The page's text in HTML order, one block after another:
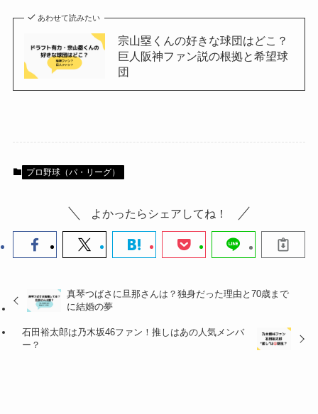
あわせて読みたい
宗山塁くんの好きな球団はどこ？
巨人阪神ファン説の根拠と希望球
団
プロ野球（パ・リーグ）
よかったらシェアしてね！
真琴つばさに旦那さんは？独身だった理由と70歳まで
に結婚の夢
石田裕太郎は乃木坂46ファン！推しはあの人気メンバ
ー？